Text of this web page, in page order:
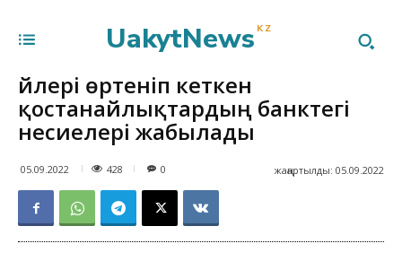
UakytNews KZ
Үйлері өртеніп кеткен
қостанайлықтардың банктегі
несиелері жабылады
05.09.2022 428 жаңартылды: 05.09.2022
0